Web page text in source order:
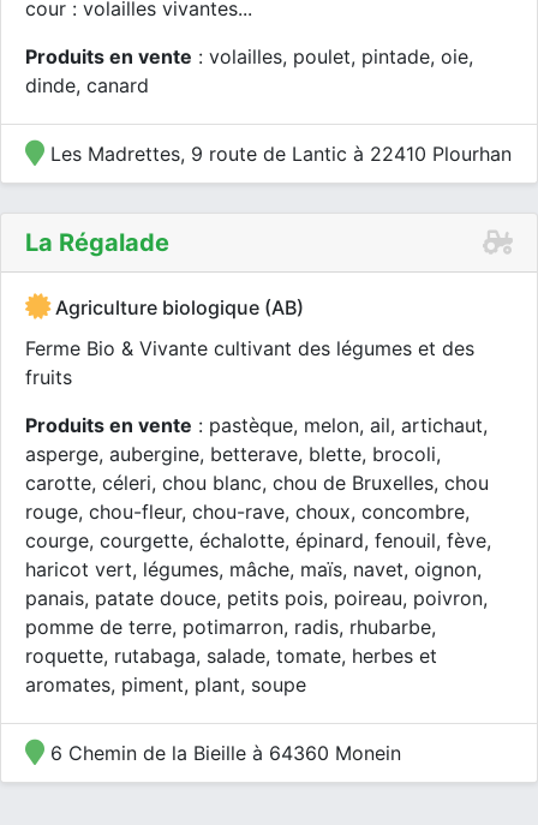
cour : volailles vivantes...
Produits en vente : volailles, poulet, pintade, oie,
dinde, canard
Les Madrettes, 9 route de Lantic à 22410 Plourhan
La Régalade
Agriculture biologique (AB)
Ferme Bio & Vivante cultivant des légumes et des
fruits
Produits en vente : pastèque, melon, ail, artichaut,
asperge, aubergine, betterave, blette, brocoli,
carotte, céleri, chou blanc, chou de Bruxelles, chou
rouge, chou-fleur, chou-rave, choux, concombre,
courge, courgette, échalotte, épinard, fenouil, fève,
haricot vert, légumes, mâche, maïs, navet, oignon,
panais, patate douce, petits pois, poireau, poivron,
pomme de terre, potimarron, radis, rhubarbe,
roquette, rutabaga, salade, tomate, herbes et
aromates, piment, plant, soupe
6 Chemin de la Bieille à 64360 Monein